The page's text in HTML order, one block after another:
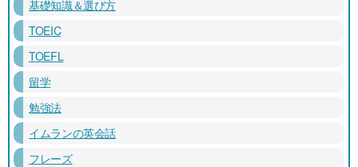
基礎知識＆選び方
TOEIC
TOEFL
留学
勉強法
イムランの英会話
フレーズ